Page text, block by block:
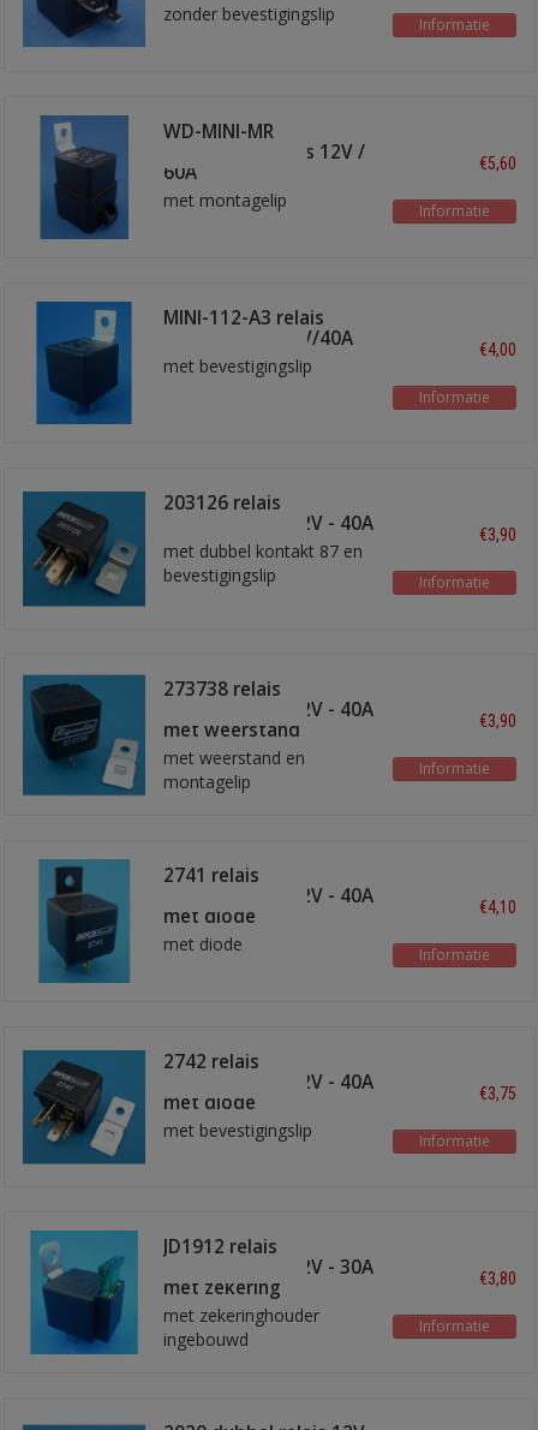
zonder bevestigingslip Informatie
WD-MINI-MR
waterdicht relais 12V /
60A
met montagelip
€5,60
Informatie
MINI-112-A3 relais
maakontakt 12V/40A
met bevestigingslip
€4,00
Informatie
203126 relais
maakkontakt 12V - 40A
met dubbel kontakt 87 en
bevestigingslip
€3,90
Informatie
273738 relais
maakkontakt 12V - 40A
met weerstand
met weerstand en
montagelip
€3,90
Informatie
2741 relais
maakkontakt 12V - 40A
met diode
met diode
€4,10
Informatie
2742 relais
maakkontakt 12V - 40A
met diode
met bevestigingslip
€3,75
Informatie
JD1912 relais
maakkontakt 12V - 30A
met zekering
met zekeringhouder
ingebouwd
€3,80
Informatie